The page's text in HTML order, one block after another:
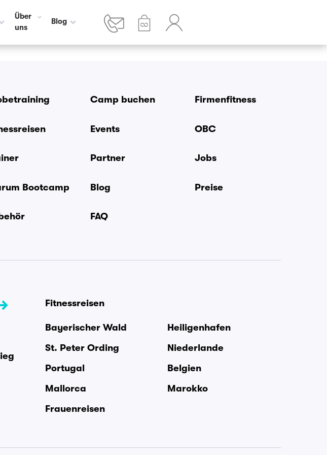
Über
uns
Blog
Camp buchen Firmenfitness
Events OBC
Partner Jobs
Bootcamp Blog Preise
FAQ
Fitnessreisen
Bayerischer Wald
Heiligenhafen
St. Peter Ording
Niederlande
Portugal
Belgien
Mallorca
Marokko
Frauenreisen